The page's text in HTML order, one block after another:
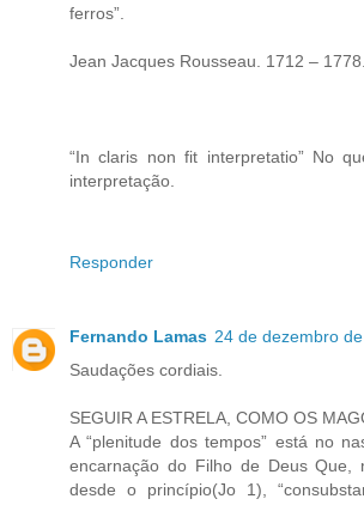
ferros”.
Jean Jacques Rousseau. 1712 – 1778.
“In claris non fit interpretatio” No
interpretação.
Responder
Fernando Lamas 24 de dezembro
Saudações cordiais.
SEGUIR A ESTRELA, COMO OS
A “plenitude dos tempos” está no
encarnação do Filho de Deus Que,
desde o princípio(Jo 1),